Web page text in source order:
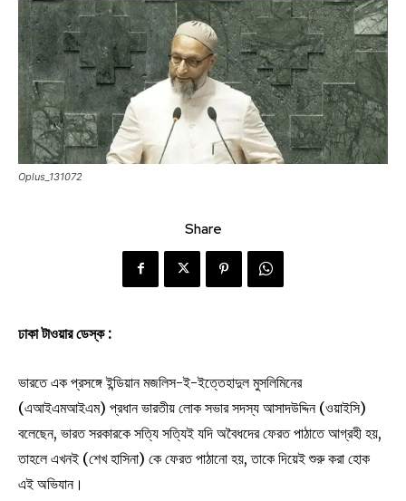
Oplus_131072
Share
ঢাকা টাওয়ার ডেস্ক :
ভারতে এক প্রসঙ্গে ইন্ডিয়ান মজলিস-ই-ইত্তেহাদুল মুসলিমিনের
(এআইএমআইএম) প্রধান ভারতীয় লোক সভার সদস্য আসাদউদ্দিন (ওয়াইসি)
বলেছেন, ভারত সরকারকে সত্যি সত্যিই যদি অবৈধদের ফেরত পাঠাতে আগ্রহী হয়,
তাহলে এখনই (শেখ হাসিনা) কে ফেরত পাঠানো হয়, তাকে দিয়েই শুরু করা হোক
এই অভিযান।